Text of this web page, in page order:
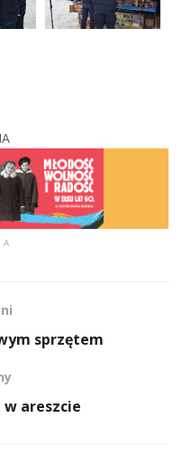
sprzętem
areszcie